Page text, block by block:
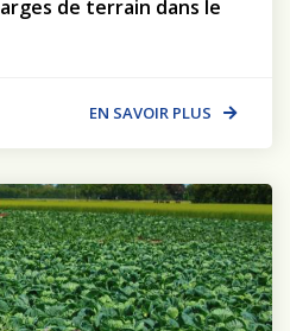
de terrain dans le
EN SAVOIR PLUS